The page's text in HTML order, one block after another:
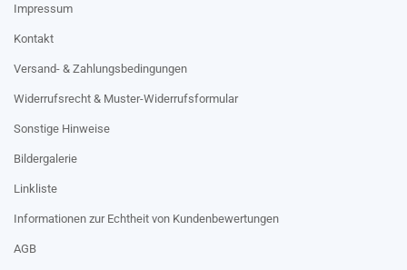
Impressum
Kontakt
Versand- & Zahlungsbedingungen
Widerrufsrecht & Muster-Widerrufsformular
Sonstige Hinweise
Bildergalerie
Linkliste
Informationen zur Echtheit von Kundenbewertungen
AGB